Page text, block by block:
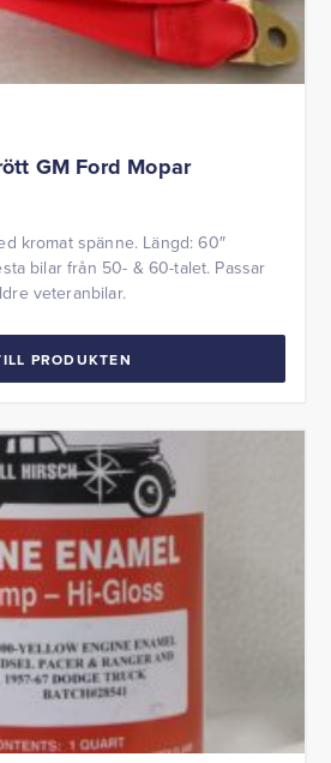
GM Ford Mopar
kromat spänne. Längd: 60″
bilar från 50- & 60-talet. Passar
veteranbilar.
PRODUKTEN